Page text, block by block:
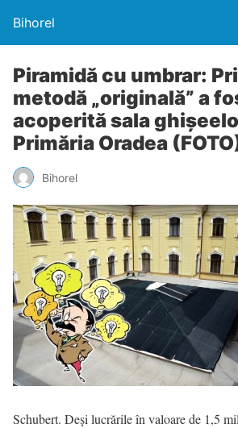
Bihorel
Piramidă cu umbrar:
metodă „originală” a
acoperită sala
Primăria Oradea
Bihorel
Schubert. Deşi lucrările în valoare de 1,5